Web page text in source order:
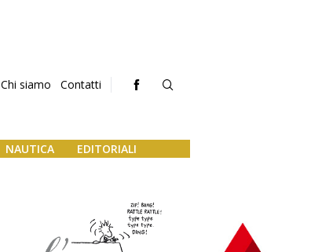
Chi siamo Contatti
NAUTICA EDITORIALI